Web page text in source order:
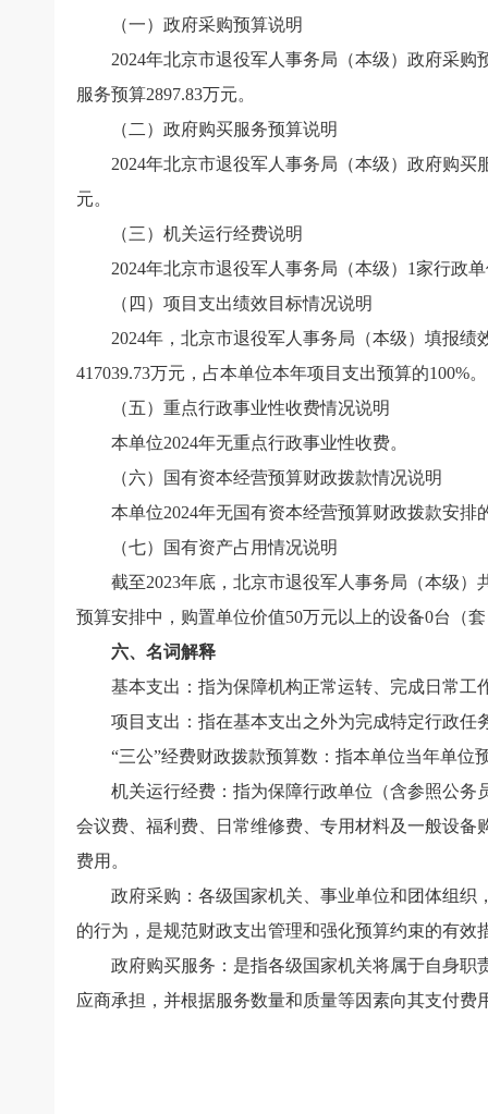
（一）政府采购预算说明
2024年北京市退役军人事务局（本级）政府采购
服务预算2897.83万元。
（二）政府购买服务预算说明
2024年北京市退役军人事务局（本级）政府购买
元。
（三）机关运行经费说明
2024年北京市退役军人事务局（本级） 1家行政
（四）项目支出绩效目标情况说明
2024年，北京市退役军人事务局（本级）填报绩
417039.73万元，占本单位本年项目支出预算的100%。
（五）重点行政事业性收费情况说明
本单位2024年无重点行政事业性收费。
（六）国有资本经营预算财政拨款情况说明
本单位2024年无国有资本经营预算财政拨款安排
（七）国有资产占用情况说明
截至2023年底，北京市退役军人事务局（本级）
预算安排中，购置单位价值50万元以上的设备0台（
六、名词解释
基本支出：指为保障机构正常运转、完成日常工
项目支出：指在基本支出之外为完成特定行政任
“三公”经费财政拨款预算数：指本单位当年单
机关运行经费：指为保障行政单位（含参照公
会议费、福利费、日常维修费、专用材料及一般设
费用。
政府采购：各级国家机关、事业单位和团体组
的行为，是规范财政支出管理和强化预算约束的有效
政府购买服务：是指各级国家机关将属于自身
应商承担，并根据服务数量和质量等因素向其支付费